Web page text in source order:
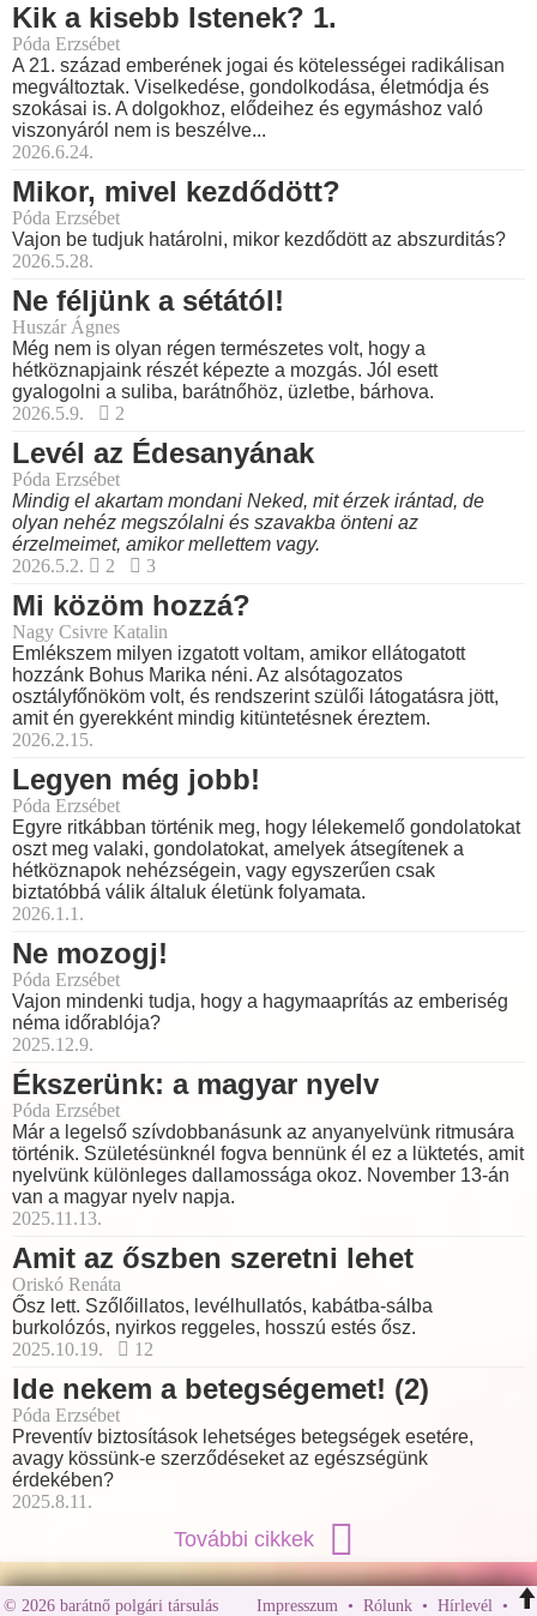
Kik a kisebb Istenek? 1.
Póda Erzsébet
A 21. század emberének jogai és kötelességei radikálisan
megváltoztak. Viselkedése, gondolkodása, életmódja és
szokásai is. A dolgokhoz, elődeihez és egymáshoz való
viszonyáról nem is beszélve...
2026.6.24.
Mikor, mivel kezdődött?
Póda Erzsébet
Vajon be tudjuk határolni, mikor kezdődött az abszurditás?
2026.5.28.
Ne féljünk a sétától!
Huszár Ágnes
Még nem is olyan régen természetes volt, hogy a
hétköznapjaink részét képezte a mozgás. Jól esett
gyalogolni a suliba, barátnőhöz, üzletbe, bárhova.
2026.5.9.
2
Levél az Édesanyának
Póda Erzsébet
Mindig el akartam mondani Neked, mit érzek irántad, de
olyan nehéz megszólalni és szavakba önteni az
érzelmeimet, amikor mellettem vagy.
2026.5.2.
2 3
Mi közöm hozzá?
Nagy Csivre Katalin
Emlékszem milyen izgatott voltam, amikor ellátogatott
hozzánk Bohus Marika néni. Az alsótagozatos
osztályfőnököm volt, és rendszerint szülői látogatásra jött,
amit én gyerekként mindig kitüntetésnek éreztem.
2026.2.15.
Legyen még jobb!
Póda Erzsébet
Egyre ritkábban történik meg, hogy lélekemelő gondolatokat
oszt meg valaki, gondolatokat, amelyek átsegítenek a
hétköznapok nehézségein, vagy egyszerűen csak
biztatóbbá válik általuk életünk folyamata.
2026.1.1.
Ne mozogj!
Póda Erzsébet
Vajon mindenki tudja, hogy a hagymaaprítás az emberiség
néma időrablója?
2025.12.9.
Ékszerünk: a magyar nyelv
Póda Erzsébet
Már a legelső szívdobbanásunk az anyanyelvünk ritmusára
történik. Születésünknél fogva bennünk él ez a lüktetés, amit
nyelvünk különleges dallamossága okoz. November 13-án
van a magyar nyelv napja.
2025.11.13.
Amit az őszben szeretni lehet
Oriskó Renáta
Ősz lett. Szőlőillatos, levélhullatós, kabátba-sálba
burkolózós, nyirkos reggeles, hosszú estés ősz.
2025.10.19.
12
Ide nekem a betegségemet! (2)
Póda Erzsébet
Preventív biztosítások lehetséges betegségek esetére,
avagy kössünk-e szerződéseket az egészségünk
érdekében?
2025.8.11.
További cikkek
© 2026 barátnő polgári társulás Impresszum• Rólunk• Hírlevél•